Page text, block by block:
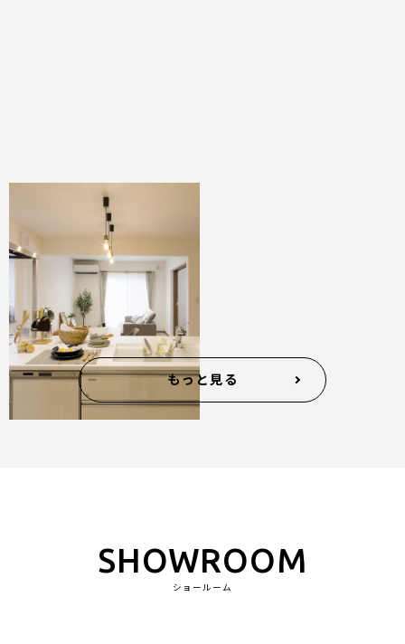
シンプルかつ穏やかな
配色の北欧テイストの
家
SCANDINAVIA
#GUUUS
もっと見る
SHOWROOM
ショールーム